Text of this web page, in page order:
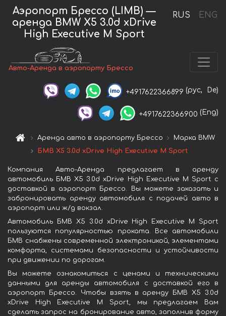
RUS ENG
Аэропорт Брессо (LIMB) —
аренда BMW X5 3.0d xDrive
High Executive M Sport
Авто-Аренда в аэропорту Брессо
+4917622366899 (рус, De)
+4917622366900 (Eng)
Аренда авто в аэропорту Брессо
Марка BMW
БМВ X5 3.0d xDrive High Executive M Sport
Компания Авто-Аренда предлагает в аренду
автомобиль БМВ X5 3.0d xDrive High Executive M Sport с
доставкой в аэропорт Брессо. Вы можете заказать и
забронировать аренду автомобиля с подачей авто в
аэропорт или ж/д вокзал.
Автомобиль БМВ X5 3.0d xDrive High Executive M Sport
пользуются популярностью проката. Все автомобили
БМВ снабжены современной электроникой, элементами
комфорта, системами безопасности и устойчивости
при движении по дорогам.
Вы можете ознакомиться с ценами и техническими
данными для аренды автомобиля с доставкой его в
аэропорт Брессо. Чтобы взять в аренду БМВ X5 3.0d
xDrive High Executive M Sport, мы предлагаем Вам
сделать запрос на бронирование авто, заполнив форму